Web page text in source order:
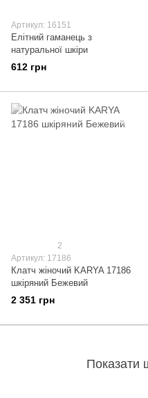
Артикул: 16151
Елітний гаманець з
натуральної шкіри
612 грн
2
Артикул: 17186
Клатч жіночий KARYA 17186
шкіряний Бежевий
2 351 грн
Показати